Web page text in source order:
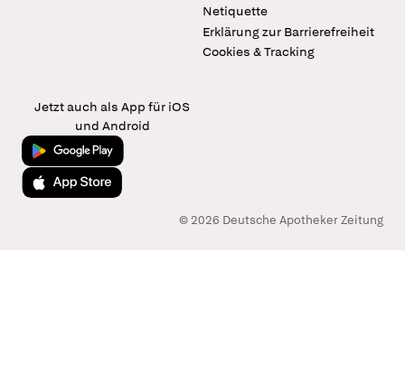
Netiquette
Erklärung zur Barrierefreiheit
Cookies & Tracking
Jetzt auch als App für iOS
und Android
Jetzt bei Google Play
Laden im App Store
© 2026 Deutsche Apotheker Zeitung